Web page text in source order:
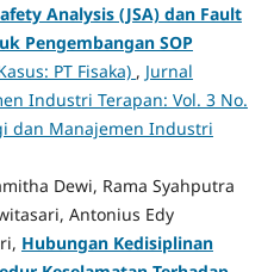
Analysis (JSA) dan Fault
Pengembangan SOP
PT Fisaka) , Jurnal
Industri Terapan: Vol. 3 No.
dan Manajemen Industri
Dewi, Rama Syahputra
Antonius Edy
Hubungan Kedisiplinan